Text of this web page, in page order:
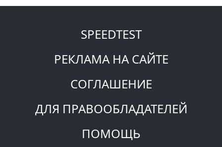
SPEEDTEST
РЕКЛАМА НА САЙТЕ
СОГЛАШЕНИЕ
ДЛЯ ПРАВООБЛАДАТЕЛЕЙ
ПОМОЩЬ